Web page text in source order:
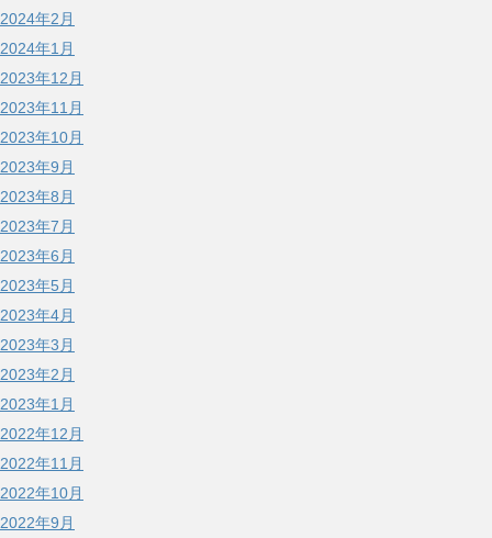
2024年2月
2024年1月
2023年12月
2023年11月
2023年10月
2023年9月
2023年8月
2023年7月
2023年6月
2023年5月
2023年4月
2023年3月
2023年2月
2023年1月
2022年12月
2022年11月
2022年10月
2022年9月